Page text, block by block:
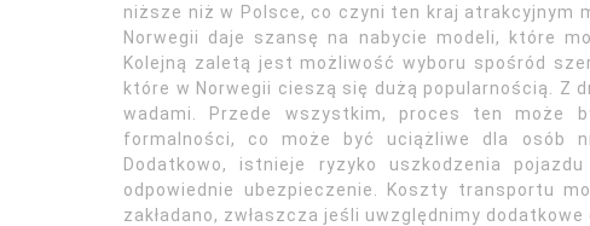
niższe niż w Polsce, co czyni ten kraj atrakcyjnym
Norwegii daje szansę na nabycie modeli, które
Kolejną zaletą jest możliwość wyboru spośród
które w Norwegii cieszą się dużą popularnością. Z
wadami. Przede wszystkim, proces ten może
formalności, co może być uciążliwe dla osób
Dodatkowo, istnieje ryzyko uszkodzenia
odpowiednie ubezpieczenie. Koszty transportu
zakładano, zwłaszcza jeśli uwzględnimy